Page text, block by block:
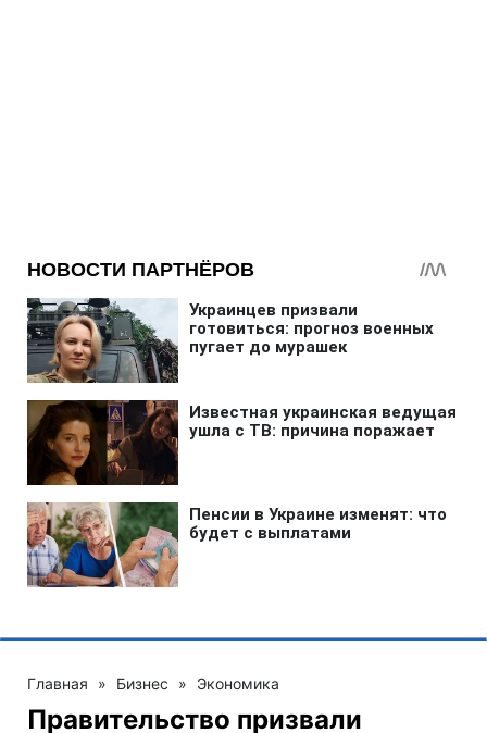
Главная » Бизнес » Экономика
Правительство призвали